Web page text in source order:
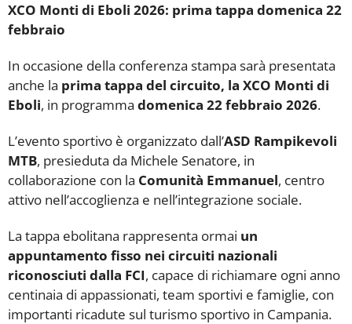
XCO Monti di Eboli 2026: prima tappa domenica 22
febbraio
In occasione della conferenza stampa sarà presentata
anche la prima tappa del circuito, la XCO Monti di
Eboli, in programma domenica 22 febbraio 2026.
L’evento sportivo è organizzato dall’ASD Rampikevoli
MTB, presieduta da Michele Senatore, in
collaborazione con la Comunità Emmanuel, centro
attivo nell’accoglienza e nell’integrazione sociale.
La tappa ebolitana rappresenta ormai un
appuntamento fisso nei circuiti nazionali
riconosciuti dalla FCI, capace di richiamare ogni anno
centinaia di appassionati, team sportivi e famiglie, con
importanti ricadute sul turismo sportivo in Campania.